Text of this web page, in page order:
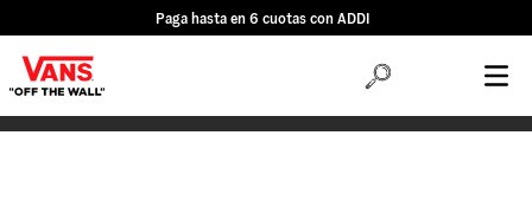
Paga hasta en 6 cuotas con ADDI